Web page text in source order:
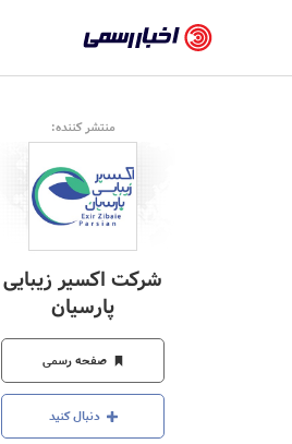
رسمی
-
اخبار
تایید
شده
شرکت‌ها،
سازمان‌ها
و
روابط
عمومی‌ها
منتشر کننده:
شرکت اکسیر زیبایی
پارسیان
صفحه رسمی
دنبال کنید